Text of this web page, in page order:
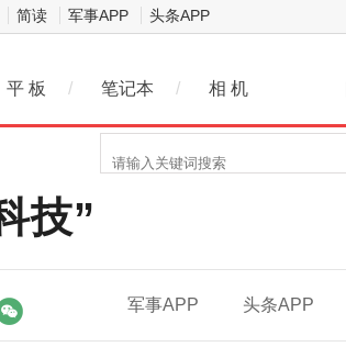
简读 军事APP 头条APP
平 板 / 笔记本 / 相 机
技”
军事APP 头条APP